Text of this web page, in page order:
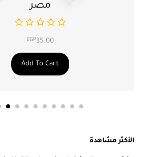
مصر
EGP35.00
Add To Cart
الأكثر مشاهدة